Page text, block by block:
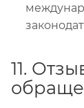
11.